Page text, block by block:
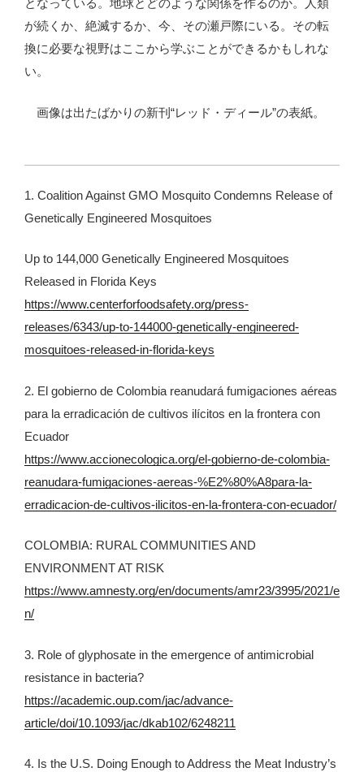
となっている。地球とどのような関係を作るのか。人類
が続くか、絶滅するか、今、その瀬戸際にいる。その転
換に必要な視野はここから学ぶことができるかもしれな
い。
画像は出たばかりの新刊“レッド・ディール”の表紙。
1. Coalition Against GMO Mosquito Condemns Release of
Genetically Engineered Mosquitoes
Up to 144,000 Genetically Engineered Mosquitoes
Released in Florida Keys
https://www.centerforfoodsafety.org/press-
releases/6343/up-to-144000-genetically-engineered-
mosquitoes-released-in-florida-keys
2. El gobierno de Colombia reanudará fumigaciones aéreas
para la erradicación de cultivos ilícitos en la frontera con
Ecuador
https://www.accionecologica.org/el-gobierno-de-colombia-
reanudara-fumigaciones-aereas-%E2%80%A8para-la-
erradicacion-de-cultivos-ilicitos-en-la-frontera-con-ecuador/
COLOMBIA: RURAL COMMUNITIES AND
ENVIRONMENT AT RISK
https://www.amnesty.org/en/documents/amr23/3995/2021/e
n/
3. Role of glyphosate in the emergence of antimicrobial
resistance in bacteria?
https://academic.oup.com/jac/advance-
article/doi/10.1093/jac/dkab102/6248211
4. Is the U.S. Doing Enough to Address the Meat Industry’s